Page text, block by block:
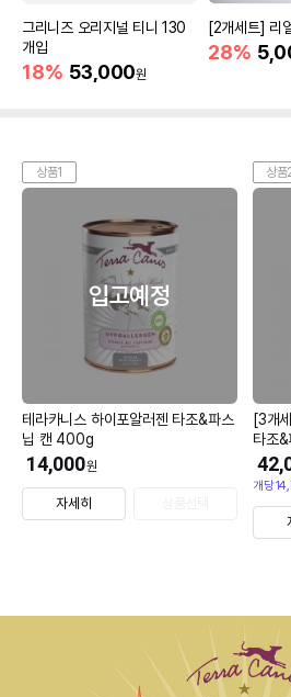
그리니즈 오리지널 티니 130
개입
18% 53,000원
[2개세트] 리
28%
상품1
입고예정
테라카니스 하이포알러젠 타조&파스
닙 캔 400g
14,000원
자세히
상품
[3개
타조
개당